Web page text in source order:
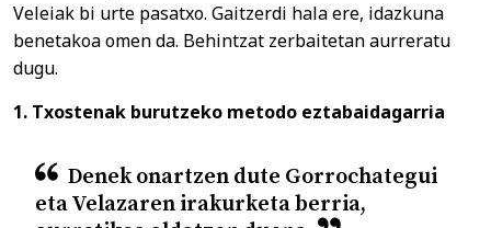
Veleiak bi urte pasatxo. Gaitzerdi hala ere, idazkuna
benetakoa omen da. Behintzat zerbaitetan aurreratu
dugu.
1. Txostenak burutzeko metodo eztabaidagarria
Denek onartzen dute Gorrochategui
eta Velazaren irakurketa berria,